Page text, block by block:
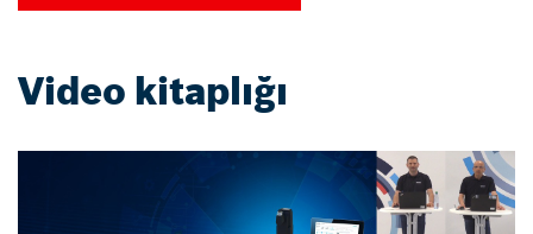
Video kitaplığı